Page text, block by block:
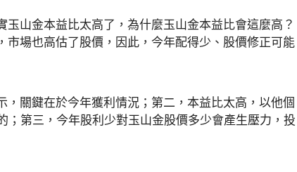
山金本益比太高了，為什麼玉山金本益比會這麼高？
場也高估了股價，因此，今年配得少、股價修正可能
關鍵在於今年獲利情況；第二，本益比太高，以他個
；第三，今年股利少對玉山金股價多少會產生壓力，投